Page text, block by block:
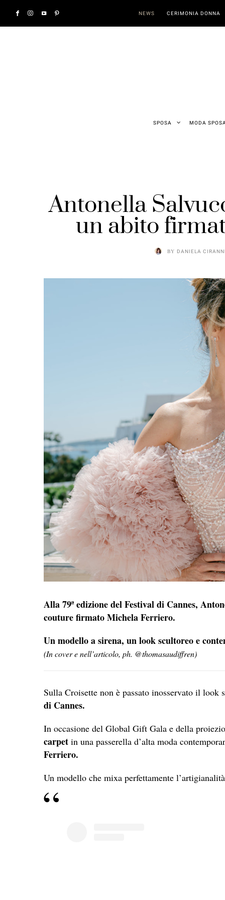
NEWS CERIMONIA DONNA
SPOSA MODA
Antonella
un abito
BY DANIELA CIRANNI
Alla 79ª edizione del Festival di Cannes,
couture firmato Michela Ferriero.
Un modello a sirena, un look scultoreo e
(In cover e nell’articolo, ph. @thomasaudiffren)
Sulla Croisette non è passato inosservato il look
di Cannes.
In occasione del Global Gift Gala e della
carpet in una passerella d’alta moda
Ferriero.
Un modello che mixa perfettamente